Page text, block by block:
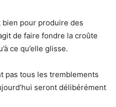
pour produire des
de faire fondre la croûte
ce qu’elle glisse.
pas tous les tremblements
seront délibérément